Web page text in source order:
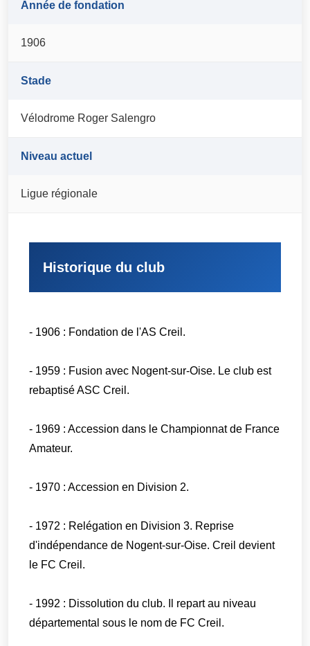
Année de fondation
1906
Stade
Vélodrome Roger Salengro
Niveau actuel
Ligue régionale
Historique du club
- 1906 : Fondation de l'AS Creil.
- 1959 : Fusion avec Nogent-sur-Oise. Le club est
rebaptisé ASC Creil.
- 1969 : Accession dans le Championnat de France
Amateur.
- 1970 : Accession en Division 2.
- 1972 : Relégation en Division 3. Reprise
d'indépendance de Nogent-sur-Oise. Creil devient
le FC Creil.
- 1992 : Dissolution du club. Il repart au niveau
départemental sous le nom de FC Creil.